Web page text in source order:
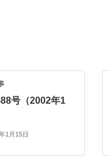
号（2002年1
1月15日